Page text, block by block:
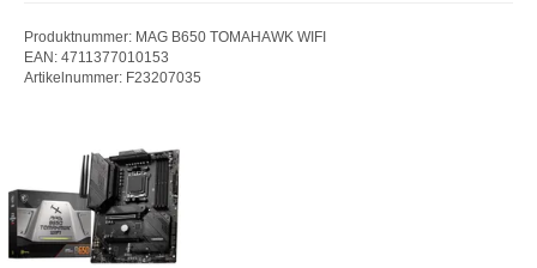
Produktnummer: MAG B650 TOMAHAWK WIFI
EAN: 4711377010153
Artikelnummer: F23207035